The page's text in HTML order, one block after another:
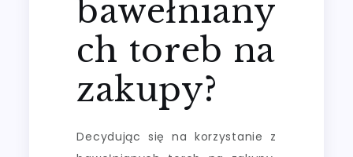
bawełniany
ch toreb na
zakupy?
Decydując się na korzystanie z